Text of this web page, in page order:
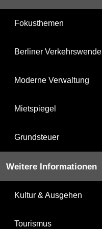
Fokusthemen
Berliner Verkehrswende
Moderne Verwaltung
Mietspiegel
Grundsteuer
Weitere Informationen
Kultur & Ausgehen
Tourismus